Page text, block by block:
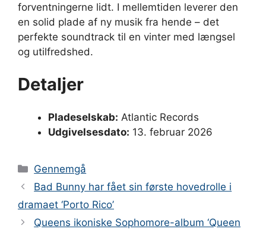
forventningerne lidt. I mellemtiden leverer den
en solid plade af ny musik fra hende – det
perfekte soundtrack til en vinter med længsel
og utilfredshed.
Detaljer
Pladeselskab: Atlantic Records
Udgivelsesdato: 13. februar 2026
Kategorier
Gennemgå
Bad Bunny har fået sin første hovedrolle i
dramaet ‘Porto Rico’
Queens ikoniske Sophomore-album ‘Queen